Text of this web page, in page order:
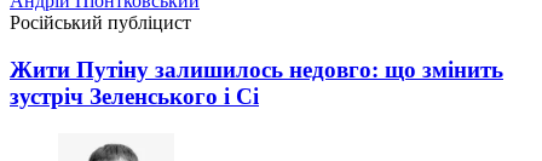
Російський публіцист
Жити Путіну залишилось недовго: що змінить
зустріч Зеленського і Сі